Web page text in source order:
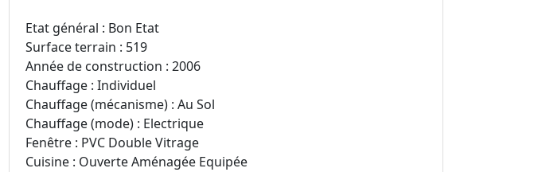
Etat général : Bon Etat
Surface terrain : 519
Année de construction : 2006
Chauffage : Individuel
Chauffage (mécanisme) : Au Sol
Chauffage (mode) : Electrique
Fenêtre : PVC Double Vitrage
Cuisine : Ouverte Aménagée Equipée